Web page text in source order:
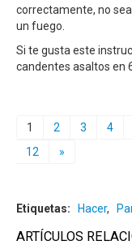
correctamente, no
un fuego.
Si te gusta este
candentes asaltos en
1 2 3 4
12
»
Etiquetas: Hacer,
ARTÍCULOS